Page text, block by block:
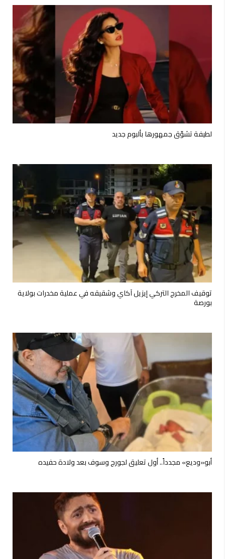
لطيفة تشوّق جمهورها بألبوم جديد
توقيف المخرج التركي إيزيل آكاي وشقيقه في عملية مخدرات بولاية
بورصة
أبو«وديع» مجدداً.. أول تعليق لجورج وسوف بعد ولادة حفيده